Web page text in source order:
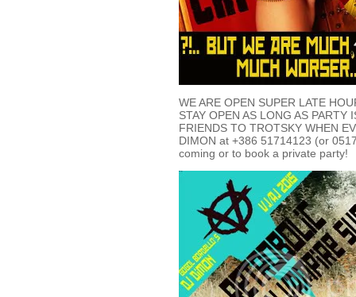
WE ARE OPEN SUPER LATE
STAY OPEN AS LONG AS PARTY
FRIENDS TO TROTSKY WHEN
DIMON at +386 51714123 (or
coming or to book a private party!